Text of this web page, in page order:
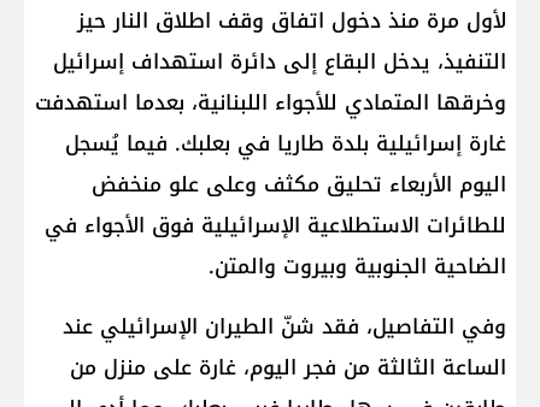
لأول مرة منذ دخول اتفاق وقف اطلاق النار حيز
التنفيذ، يدخل البقاع إلى دائرة استهداف إسرائيل
وخرقها المتمادي للأجواء اللبنانية، بعدما استهدفت
غارة إسرائيلية بلدة طاريا في بعلبك. فيما يُسجل
اليوم الأربعاء تحليق مكثف وعلى علو منخفض
للطائرات الاستطلاعية الإسرائيلية فوق الأجواء في
الضاحية الجنوبية وبيروت والمتن.
وفي التفاصيل، فقد شنّ الطيران الإسرائيلي عند
الساعة الثالثة من فجر اليوم، غارة على منزل من